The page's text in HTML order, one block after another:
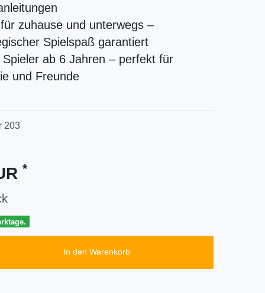
zuhause und unterwegs –
Spielspaß garantiert
Spieler ab 6 Jahren – perfekt für
und Freunde
203
*
In den Warenkorb